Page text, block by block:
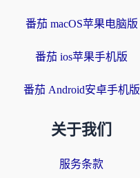
番茄 macOS苹果电脑版
番茄 ios苹果手机版
番茄 Android安卓手机版
关于我们
服务条款